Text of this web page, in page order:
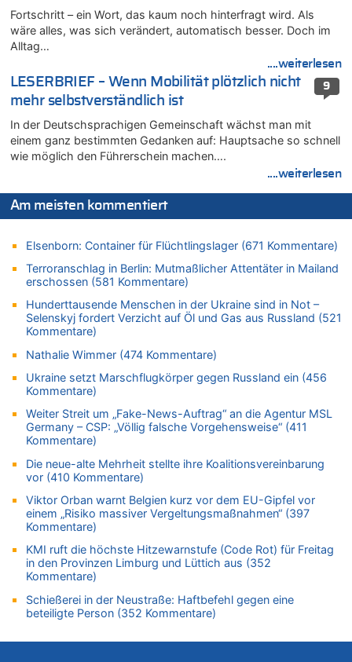
08.08.2026 - 20:49 von Marcel Scholzen Eimerscheid zu
Leipzig, Mechernich und die Frage: Wer steckt hinter den
08.08.2026 - 20:34 von Dax zu
Wasserstand des Rheins in NRW so niedrig wie noch nie
Leipzig, Mechernich und die Frage: Wer steckt hinter den
Drohnen mit Strengstoff? War es Russland?
Drohnen mit Strengstoff? War es Russland?
08.08.2026 - 20:19 von Peter G zu
Zwölf Jahre nach Aachener Bankraub: 70-Jähriger gefasst
Leipzig, Mechernich und die Frage: Wer steckt hinter den
Drohnen mit Strengstoff? War es Russland?
08.08.2026 - 20:16 von Dax zu
Wasserstand des Rheins in NRW so niedrig wie noch nie
08.08.2026 - 20:13 von Dax zu
08.08.2026 - 20:09 von Dax zu
08.08.2026 - 20:06 von Dax zu
Zweite Hitzewelle in diesem Sommer ist jetzt amtlich
08.08.2026 - 19:00 von Peter G zu
Leipzig, Mechernich und die Frage: Wer steckt hinter den
Drohnen mit Strengstoff? War es Russland?
08.08.2026 - 18:48 von Marcel Scholzen Eimerscheid zu
Leipzig, Mechernich und die Frage: Wer steckt hinter den
Drohnen mit Strengstoff? War es Russland?
08.08.2026 - 18:41 von JoKrings zu
Leipzig, Mechernich und die Frage: Wer steckt hinter den
Drohnen mit Strengstoff? War es Russland?
08.08.2026 - 18:39 von JoKrings zu
Fortschritt – ein Wort, das kaum noch hinterfragt wird. Als
wäre alles, was sich verändert, automatisch besser. Doch im
Alltag…
....weiterlesen
9
LESERBRIEF – Wenn Mobilität plötzlich nicht
mehr selbstverständlich ist
In der Deutschsprachigen Gemeinschaft wächst man mit
einem ganz bestimmten Gedanken auf: Hauptsache so schnell
wie möglich den Führerschein machen….
....weiterlesen
Am meisten kommentiert
Elsenborn: Container für Flüchtlingslager (671 Kommentare)
Terroranschlag in Berlin: Mutmaßlicher Attentäter in Mailand
erschossen (581 Kommentare)
Hunderttausende Menschen in der Ukraine sind in Not –
Selenskyj fordert Verzicht auf Öl und Gas aus Russland (521
Kommentare)
Nathalie Wimmer (474 Kommentare)
Ukraine setzt Marschflugkörper gegen Russland ein (456
Kommentare)
Weiter Streit um „Fake-News-Auftrag“ an die Agentur MSL
Germany – CSP: „Völlig falsche Vorgehensweise“ (411
Kommentare)
Die neue-alte Mehrheit stellte ihre Koalitionsvereinbarung
vor (410 Kommentare)
Viktor Orban warnt Belgien kurz vor dem EU-Gipfel vor
einem „Risiko massiver Vergeltungsmaßnahmen“ (397
Kommentare)
KMI ruft die höchste Hitzewarnstufe (Code Rot) für Freitag
in den Provinzen Limburg und Lüttich aus (352
Kommentare)
Schießerei in der Neustraße: Haftbefehl gegen eine
beteiligte Person (352 Kommentare)